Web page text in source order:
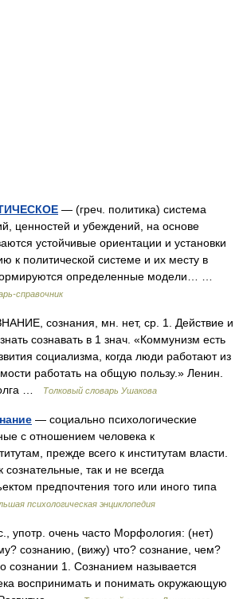
— (греч. политика) система
ценностей и убеждений, на основе
устойчивые ориентации и установки
к политической системе и их месту в
определенные модели… …
справочник
сознания, мн. нет, ср. 1. Действие и
сознавать в 1 знач. «Коммунизм есть
социализма, когда люди работают из
работать на общую пользу.» Ленин.
…
Толковый словарь Ушакова
— социально психологические
с отношением человека к
прежде всего к институтам власти.
сознательные, так и не всегда
предпочтения того или иного типа
психологическая энциклопедия
употр. очень часто Морфология: (нет)
сознанию, (вижу) что? сознание, чем?
сознании 1. Сознанием называется
воспринимать и понимать окружающую